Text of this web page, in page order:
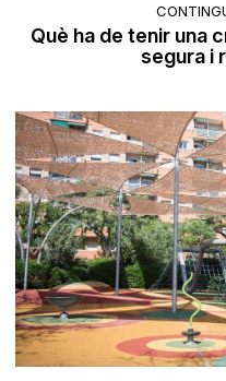
Què ha de tenir una
segura i